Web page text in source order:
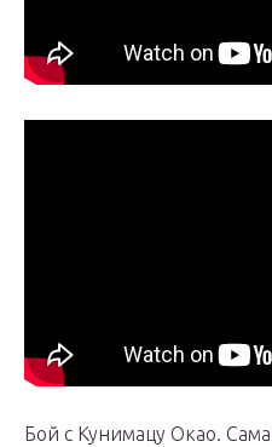
Бой с Кунимацу Окао. Сама